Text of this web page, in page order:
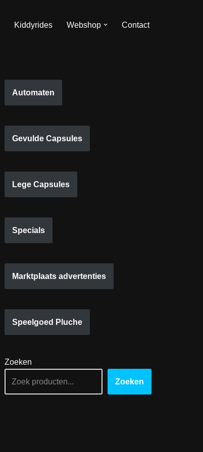
Kiddyrides Webshop Contact
Automaten
Gevulde Capsules
Lege Capsules
Specials
Marktplaats advertenties
Speelgoed Pluche
Zoeken
Zoeken